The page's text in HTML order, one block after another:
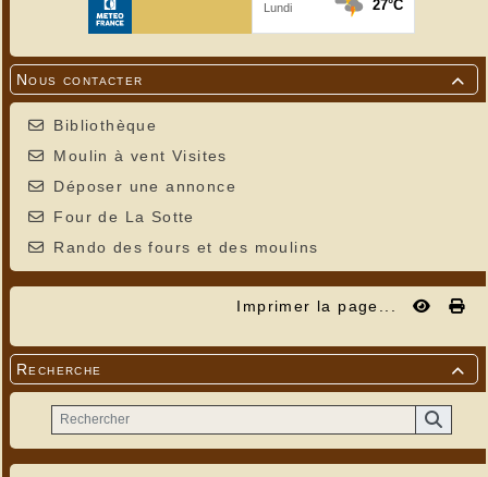

Nous contacter
Bibliothèque
Moulin à vent Visites
Déposer une annonce
Four de La Sotte
Rando des fours et des moulins
Imprimer la page...

Recherche
par l'amour, la mission s'avère difficile mais réserve
son lot d'heureuses surprises - car il n'est pas trop
tard pour renouer. En famille, on rit, on pleure, on
s'engueule et, surtout, on s'aime.